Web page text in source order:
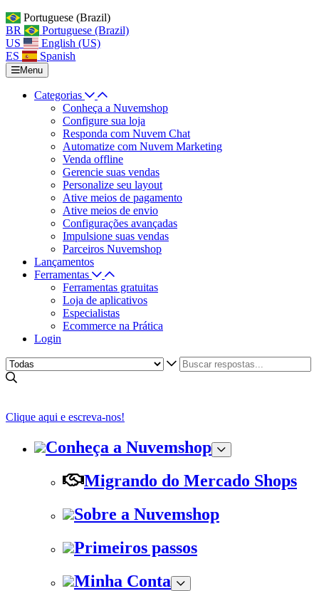
Portuguese (Brazil)
BR
Portuguese (Brazil)
US
English (US)
ES
Spanish
Menu
Categorias
Conheça a Nuvemshop
Configure sua loja
Responda com Nuvem Chat
Automatize com Nuvem Marketing
Venda offline
Gerencie suas vendas
Personalize seu layout
Ative meios de pagamento
Ative meios de envio
Configurações avançadas
Impulsione suas vendas
Parceiros Nuvemshop
Lançamentos
Ferramentas
Ferramentas gratuitas
Loja de aplicativos
Especialistas
Ecommerce na Prática
Login
Clique aqui e escreva-nos!
Conheça a Nuvemshop
Migrando do Mercado Shops
Sobre a Nuvemshop
Primeiros passos
Minha Conta